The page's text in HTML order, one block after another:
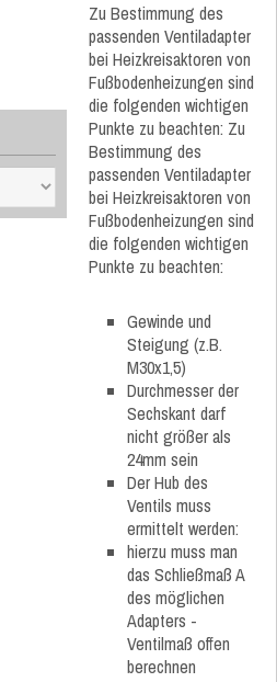
Zu Bestimmung des
passenden Ventiladapter
bei Heizkreisaktoren von
Fußbodenheizungen sind
die folgenden wichtigen
Punkte zu beachten: Zu
Bestimmung des
passenden Ventiladapter
bei Heizkreisaktoren von
Fußbodenheizungen sind
die folgenden wichtigen
Punkte zu beachten:
Gewinde und
Steigung (z.B.
M30x1,5)
Durchmesser der
Sechskant darf
nicht größer als
24mm sein
Der Hub des
Ventils muss
ermittelt werden:
hierzu muss man
das Schließmaß A
des möglichen
Adapters -
Ventilmaß offen
berechnen